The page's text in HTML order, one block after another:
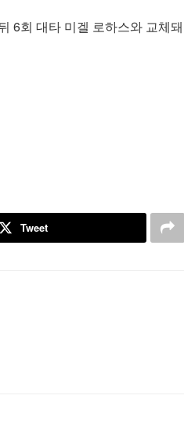
6회 대타 미겔 로하스와 교체돼
Tweet